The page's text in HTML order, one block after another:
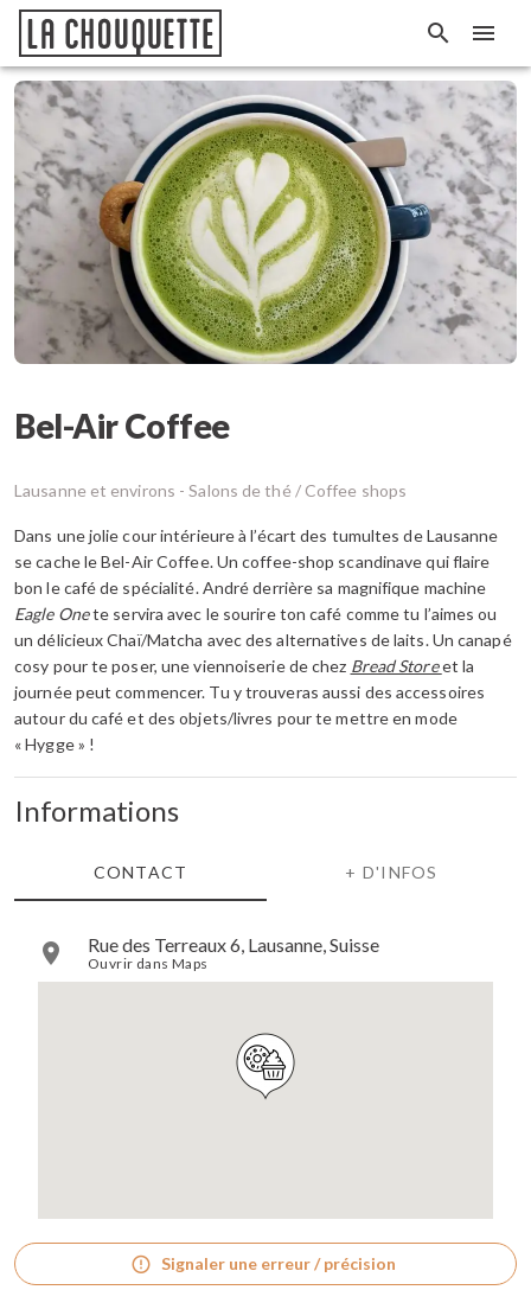
Bel-Air Coffee
Lausanne et environs -Salons de thé / Coffee shops
Dans une jolie cour intérieure à l’écart des tumultes de Lausanne
se cache le Bel-Air Coffee. Un coffee-shop scandinave qui flaire
bon le café de spécialité. André derrière sa magnifique machine
Eagle Onete servira avec le sourire ton café comme tu l’aimes ou
un délicieux Chaï/Matcha avec des alternatives de laits. Un canapé
cosy pour te poser, une viennoiserie de chez Bread Storeet la
journée peut commencer. Tu y trouveras aussi des accessoires
autour du café et des objets/livres pour te mettre en mode
« Hygge » !
Informations
CONTACT + D'INFOS
Rue des Terreaux 6, Lausanne, Suisse
Ouvrir dans Maps
Signaler une erreur / précision